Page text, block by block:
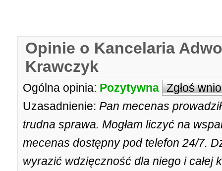
Opinie o Kancelaria
Krawczyk
Ogólna opinia: Pozytywna Zgłoś
Uzasadnienie: Pan mecenas
trudna sprawa. Mogłam liczyć na
mecenas dostępny pod telefon 24/7.
wyrazić wdzięczność dla niego i całej